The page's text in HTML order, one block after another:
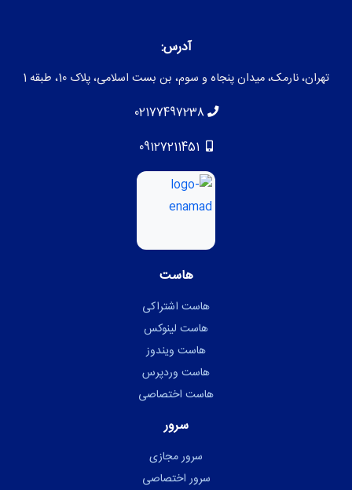
آدرس:
تهران، نارمک، میدان پنجاه و سوم، بن بست اسلامی، پلاک 10، طبقه 1
02177497238
هاست
هاست اشتراکی
هاست لینوکس
هاست ویندوز
هاست وردپرس
هاست اختصاصی
سرور
سرور مجازی
سرور اختصاصی